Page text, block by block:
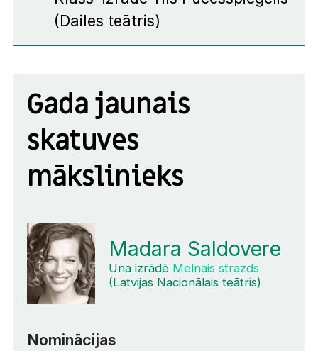
(Dailes teātris)
Gada jaunais
skatuves
mākslinieks
Madara Saldovere
Una izrādē Melnais strazds
(Latvijas Nacionālais teātris)
Nominācijas